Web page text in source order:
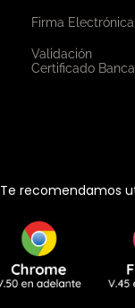
Firma Electrónica
Validación
Certificado
Te recomendamos